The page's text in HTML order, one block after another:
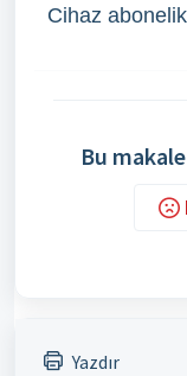
Cihaz
Bu
Yazdır